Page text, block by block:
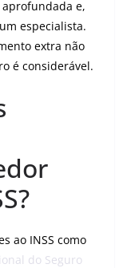
e,
especialista.
extra não
é considerável.
ao INSS como
do Seguro